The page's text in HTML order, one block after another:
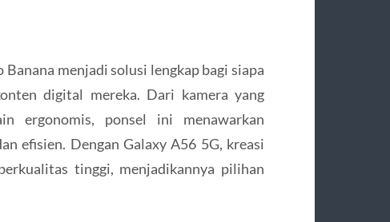
menjadi solusi lengkap bagi siapa
digital mereka. Dari kamera yang
ergonomis, ponsel ini menawarkan
efisien. Dengan Galaxy A56 5G, kreasi
tinggi, menjadikannya pilihan